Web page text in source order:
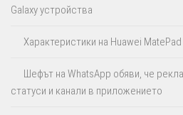
Galaxy устройства
Характеристики на Huawei MatePad
Шефът на WhatsApp обяви, че
статуси и канали в приложението